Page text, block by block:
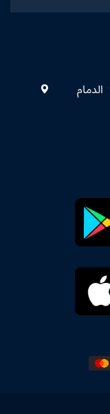
الدمام